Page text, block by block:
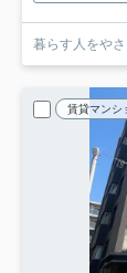
暮らす人をや
賃貸マンシ